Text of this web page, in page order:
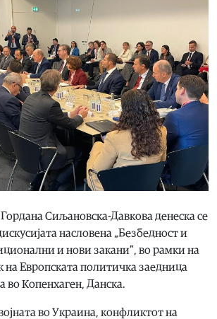
Сиљановска-Давкова денеска се
насловена „Безбедност и
и нови закани”, во рамки на
на Европската политичка заедница
во Копенхаген, Данска.
во Украина, конфликтот на